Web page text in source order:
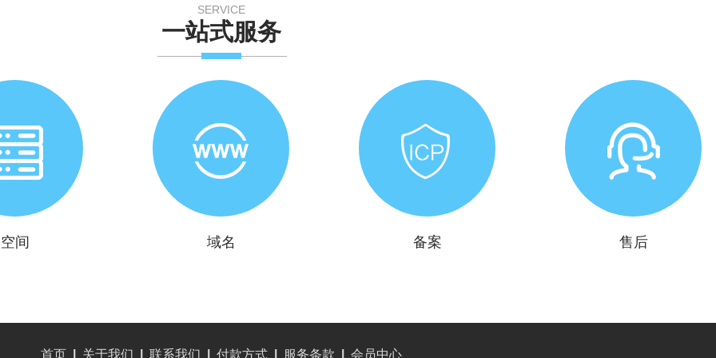
SERVICE
一站式服务
空间 域名 备案 售后
首页 关于我们 联系我们 付款方式 服务条款 会员中心